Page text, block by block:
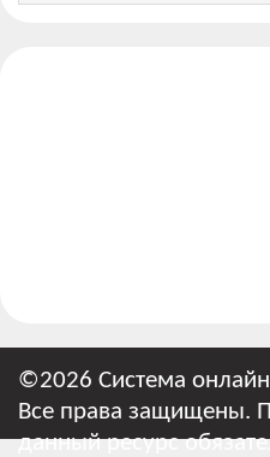
©2026 Система
Все права защищены.
данный ресурс